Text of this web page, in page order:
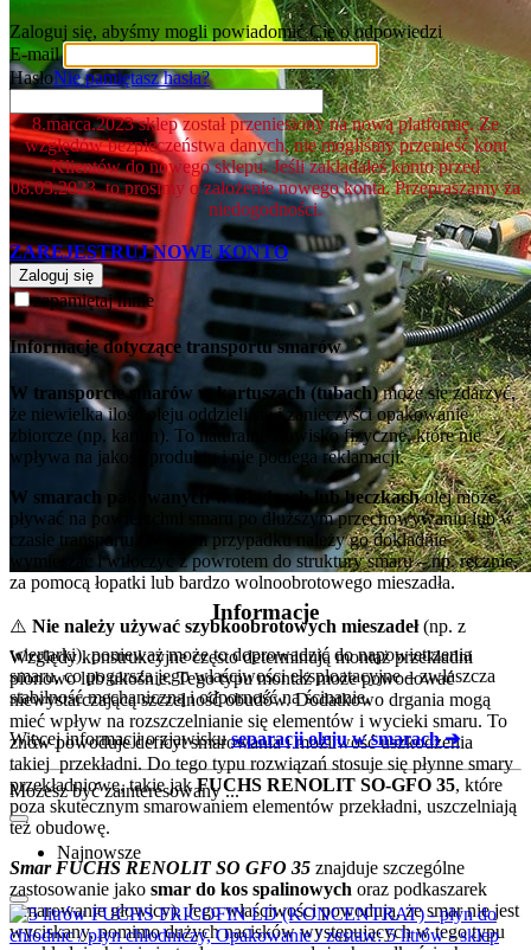
Informacje
Względy konstrukcyjne często determinują montaż przekładni
pionowo lub ukośnie. Tego typu montaż może powodować
niewystarczającą szczelność obudów. Dodatkowo drgania mogą
mieć wpływ na rozszczelnianie się elementów i wycieki smaru. To
znów powoduje deficyt smarowania i możliwość uszkodzenia
takiej przekładni. Do tego typu rozwiązań stosuje się płynne smary
przekładniowe, takie jakFUCHS RENOLIT SO-GFO 35, które
poza skutecznym smarowaniem elementów przekładni, uszczelniają
też obudowę.
Smar FUCHS RENOLIT SO GFO 35 znajduje szczególne
zastosowanie jako smar do kos spalinowych oraz podkaszarek
(smarowanie głowicy). Jego właściwości powodują, że smar nie jest
wyciskany, pomimo dużych nacisków występujących w tego typu
Zaloguj się, abyśmy mogli powiadomić Cię o odpowiedzi
E-mail
HasłoNie pamiętasz hasła?
8.marca.2023 sklep został przeniesiony na nową platformę. Ze
względów bezpieczeństwa danych, nie mogliśmy przenieść kont
Klientów do nowego sklepu. Jeśli zakładałeś konto przed
08.03.2023, to prosimy o założenie nowego konta. Przepraszamy za
niedogodności.
ZAREJESTRUJ NOWE KONTO
Zaloguj się
zapamiętaj mnie
Informacje dotyczące transportu smarów
W transporcie smarów w kartuszach (tubach)może się zdarzyć,
że niewielka ilość oleju oddzieli się i zanieczyści opakowanie
zbiorcze (np. karton). To naturalne zjawisko fizyczne, które nie
wpływa na jakość produktu i nie podlega reklamacji.
W smarach pakowanych w wiadrach lub beczkacholej może
pływać na powierzchni smaru po dłuższym przechowywaniu lub w
czasie transportu. W takim przypadku należy go dokładnie
wymieszać i wtłoczyć z powrotem do struktury smaru – np. ręcznie,
za pomocą łopatki lub bardzo wolnoobrotowego mieszadła.
⚠️ Nie należy używać szybkoobrotowych mieszadeł(np. z
wiertarki), ponieważ może to doprowadzić do napowietrzenia
smaru, co pogarsza jego właściwości eksploatacyjne – zwłaszcza
stabilność mechaniczną i odporność na ścinanie.
Więcej informacji o zjawiskuseparacji oleju w smarach ➔
Możesz być zainteresowany ...
Najnowsze